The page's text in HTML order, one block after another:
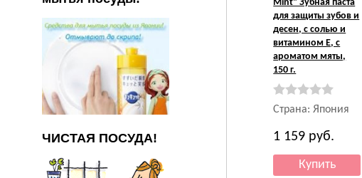
ЧИСТАЯ ПОСУДА!
Mint" Зубная паста
для защиты зубов и
десен, с солью и
витамином E, с
ароматом мяты,
150 г.
Страна: Япония
1 159 руб.